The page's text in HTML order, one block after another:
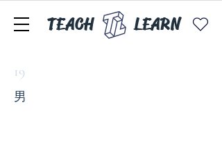
TEACH LEARN
19
男